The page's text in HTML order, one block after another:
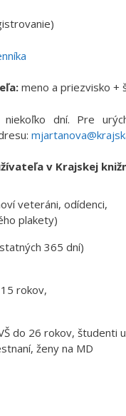
meno a priezvisko +
dní. Pre
v Krajskej
veteráni, odídenci,
plakety)
365 dní)
rokov,
do 26 rokov,
ženy na MD